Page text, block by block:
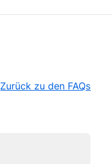
Zurück zu den FAQs